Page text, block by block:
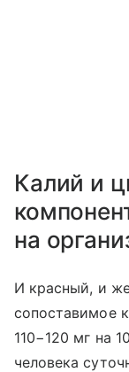
Калий и
на
И красный, и
сопоставимое
110−120 мг на
человека